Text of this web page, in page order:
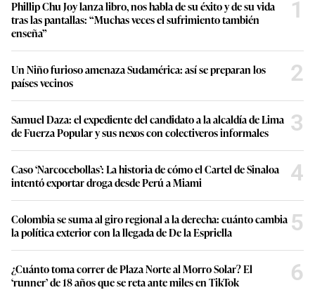
Phillip Chu Joy lanza libro, nos habla de su éxito y de su vida
tras las pantallas: “Muchas veces el sufrimiento también
enseña”
1
Un Niño furioso amenaza Sudamérica: así se preparan los
países vecinos
2
Samuel Daza: el expediente del candidato a la alcaldía de Lima
de Fuerza Popular y sus nexos con colectiveros informales
3
Caso ‘Narcocebollas’: La historia de cómo el Cartel de Sinaloa
intentó exportar droga desde Perú a Miami
4
Colombia se suma al giro regional a la derecha: cuánto cambia
la política exterior con la llegada de De la Espriella
5
¿Cuánto toma correr de Plaza Norte al Morro Solar? El
‘runner’ de 18 años que se reta ante miles en TikTok
6